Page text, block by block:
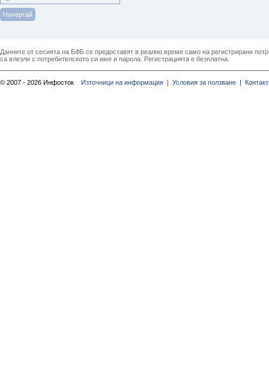
Данните от сесията на БФБ се предоставят в реално време само на регистрирани
са влезли с потребителското си име и парола. Регистрацията е безплатна.
© 2007 - 2026 Инфосток Източници на информация | Условия за ползване |